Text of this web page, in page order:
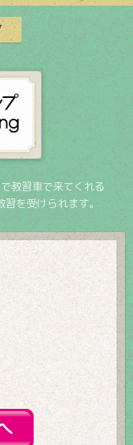
教習車で来てくれる
習を受けられます。